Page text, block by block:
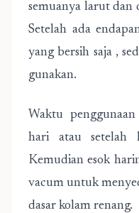
semuanya larut dan
Setelah ada
yang bersih saja ,
gunakan.
Waktu
hari atau setelah
Kemudian esok
vacum untuk
dasar kolam renang.